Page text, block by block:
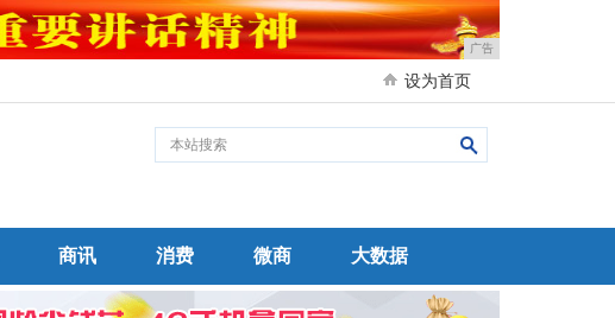
广告
设为首页
商讯 消费 微商 大数据